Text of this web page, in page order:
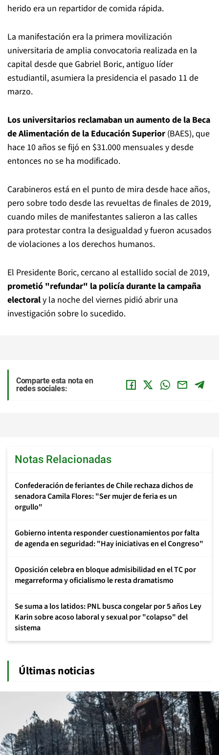
herido era un repartidor de comida rápida.
La manifestación era la primera movilización
universitaria de amplia convocatoria realizada en la
capital desde que Gabriel Boric, antiguo líder
estudiantil, asumiera la presidencia el pasado 11 de
marzo.
Los universitarios reclamaban un aumento de la Beca
de Alimentación de la Educación Superior (BAES), que
hace 10 años se fijó en $31.000 mensuales y desde
entonces no se ha modificado.
Carabineros está en el punto de mira desde hace años,
pero sobre todo desde las revueltas de finales de 2019,
cuando miles de manifestantes salieron a las calles
para protestar contra la desigualdad y fueron acusados
de violaciones a los derechos humanos.
El Presidente Boric, cercano al estallido social de 2019,
prometió "refundar" la policía durante la campaña
electoraly la noche del viernes pidió abrir una
investigación sobre lo sucedido.
Comparte esta nota en
redes sociales:
Notas Relacionadas
Confederación de feriantes de Chile rechaza dichos de
senadora Camila Flores: "Ser mujer de feria es un
orgullo"
Gobierno intenta responder cuestionamientos por falta
de agenda en seguridad: "Hay iniciativas en el Congreso"
Oposición celebra en bloque admisibilidad en el TC por
megarreforma y oficialismo le resta dramatismo
Se suma a los latidos: PNL busca congelar por 5 años Ley
Karin sobre acoso laboral y sexual por "colapso" del
sistema
Últimas noticias